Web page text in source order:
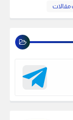
مقالات